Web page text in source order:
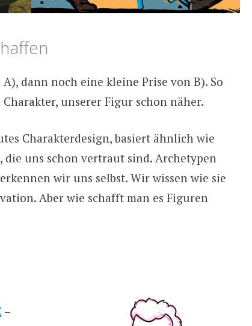
dann noch eine kleine Prise von B). So
unserer Figur schon näher.
Charakterdesign, basiert ähnlich wie
die uns schon vertraut sind. Archetypen
wir uns selbst. Wir wissen wie sie
Aber wie schafft man es Figuren
–